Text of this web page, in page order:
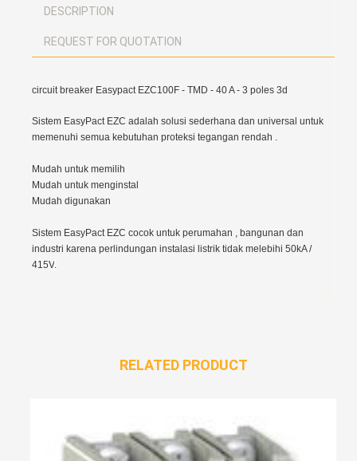
DESCRIPTION
REQUEST FOR QUOTATION
circuit breaker Easypact EZC100F - TMD - 40 A - 3 poles 3d
Sistem EasyPact EZC adalah solusi sederhana dan universal untuk
memenuhi semua kebutuhan proteksi tegangan rendah .
Mudah untuk memilih
Mudah untuk menginstal
Mudah digunakan
Sistem EasyPact EZC cocok untuk perumahan , bangunan dan
industri karena perlindungan instalasi listrik tidak melebihi 50kA /
415V.
RELATED PRODUCT